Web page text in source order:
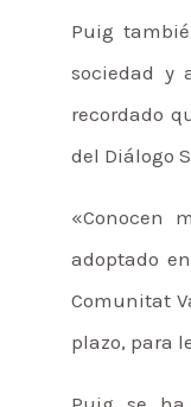
Puig
sociedad y
recordado
del Diálogo
«Conocen
adoptado
Comunitat
plazo, para